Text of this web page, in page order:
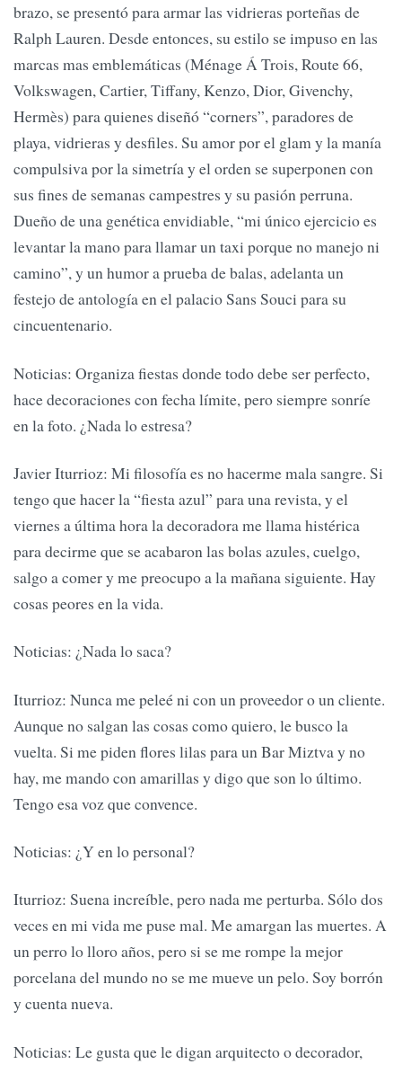
brazo, se presentó para armar las vidrieras porteñas de
Ralph Lauren. Desde entonces, su estilo se impuso en las
marcas mas emblemáticas (Ménage Á Trois, Route 66,
Volkswagen, Cartier, Tiffany, Kenzo, Dior, Givenchy,
Hermès) para quienes diseñó “corners”, paradores de
playa, vidrieras y desfiles. Su amor por el glam y la manía
compulsiva por la simetría y el orden se superponen con
sus fines de semanas campestres y su pasión perruna.
Dueño de una genética envidiable, “mi único ejercicio es
levantar la mano para llamar un taxi porque no manejo ni
camino”, y un humor a prueba de balas, adelanta un
festejo de antología en el palacio Sans Souci para su
cincuentenario.
Noticias: Organiza fiestas donde todo debe ser perfecto,
hace decoraciones con fecha límite, pero siempre sonríe
en la foto. ¿Nada lo estresa?
Javier Iturrioz: Mi filosofía es no hacerme mala sangre. Si
tengo que hacer la “fiesta azul” para una revista, y el
viernes a última hora la decoradora me llama histérica
para decirme que se acabaron las bolas azules, cuelgo,
salgo a comer y me preocupo a la mañana siguiente. Hay
cosas peores en la vida.
Noticias: ¿Nada lo saca?
Iturrioz: Nunca me peleé ni con un proveedor o un cliente.
Aunque no salgan las cosas como quiero, le busco la
vuelta. Si me piden flores lilas para un Bar Miztva y no
hay, me mando con amarillas y digo que son lo último.
Tengo esa voz que convence.
Noticias: ¿Y en lo personal?
Iturrioz: Suena increíble, pero nada me perturba. Sólo dos
veces en mi vida me puse mal. Me amargan las muertes. A
un perro lo lloro años, pero si se me rompe la mejor
porcelana del mundo no se me mueve un pelo. Soy borrón
y cuenta nueva.
Noticias: Le gusta que le digan arquitecto o decorador,